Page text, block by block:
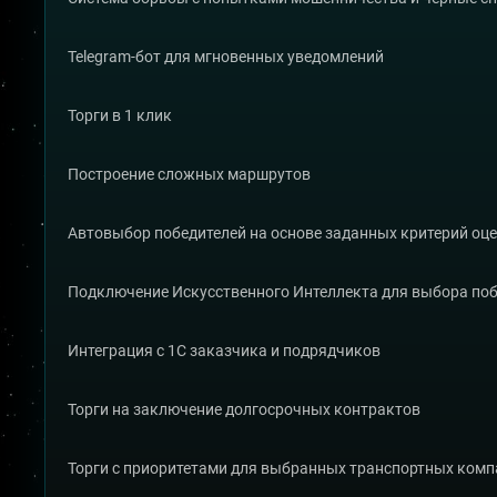
Telegram-бот для мгновенных уведомлений
Торги в 1 клик
Построение сложных маршрутов
Автовыбор победителей на основе заданных критерий
Подключение Искусственного Интеллекта для выбора
Интеграция с 1С заказчика и подрядчиков
Торги на заключение долгосрочных контрактов
Торги с приоритетами для выбранных транспортных